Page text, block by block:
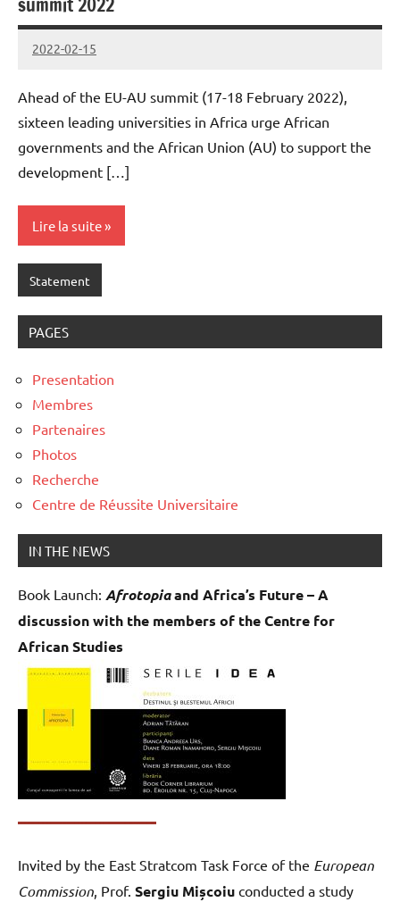
2022-02-15
cestaf
Ahead of the EU-AU summit (17-18 February 2022),
sixteen leading universities in Africa urge African
governments and the African Union (AU) to support the
development […]
Lire la suite
Statement
PAGES
Presentation
Membres
Partenaires
Photos
Recherche
Centre de Réussite Universitaire
IN THE NEWS
Book Launch: Afrotopiaand Africa’s Future – A
discussion with the members of the Centre for
African Studies
Invited by the East Stratcom Task Force of the European
Commission, Prof. Sergiu Mișcoiu conducted a study